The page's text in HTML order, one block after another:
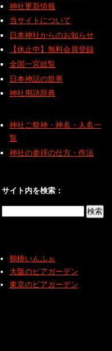
神社更新情報
当サイトについて
日本神社からのお知らせ
【休止中】無料会員登録
全国一宮総覧
日本神話の世界
神社用語辞典
神社ご祭神・神名・人名一
覧
神社の参拝の仕方・作法
サイト内を検索：
鶴橋いんふぉ
大阪のビアガーデン
東京のビアガーデン